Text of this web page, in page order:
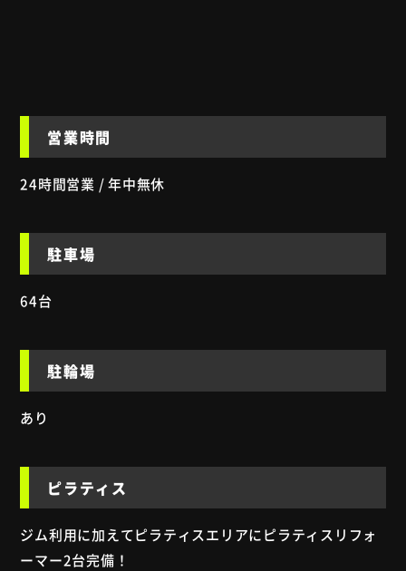
営業時間
24時間営業 / 年中無休
駐車場
64台
駐輪場
あり
ピラティス
ジム利用に加えてピラティスエリアにピラティスリフォ
ーマー2台完備！